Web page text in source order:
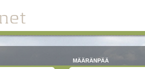
MÄÄRÄNPÄÄ